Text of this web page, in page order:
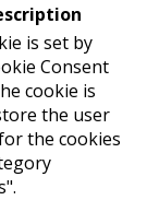
is set by
Consent
cookie is
the user
the cookies